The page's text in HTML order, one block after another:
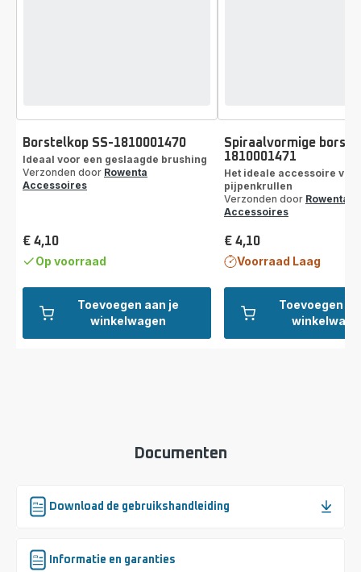
Toevoegen aan je
winkelwagen
Borstelkop SS-1810001470
Ideaal voor een geslaagde brushing
Verzonden door Rowenta
Accessoires
Prijs
€ 4,10
Op voorraad
Toevoegen
Spiraalvormige
1810001471
Het ideale accessoire
pijpenkrullen
Verzonden door Rowenta
Accessoires
Prijs
€ 4,10
Voorraad Laag
Documenten
Download de gebruikshandleiding
Informatie en garanties